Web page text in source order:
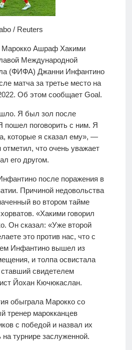
/ Reuters
Марокко Ашраф Хакими
Международной
(ФИФА) Джанни Инфантино
матча за третье место на
Об этом сообщает Goal.
Я был зол после
пошел поговорить с ним. Я
которые я сказал ему», —
что очень уважает
его другом.
после поражения в
Причиной недовольства
во втором тайме
«Хакими говорил
Он сказал: «Уже второй
это против нас, что с
Инфантино вышел из
и толпа освистала
свидетелем
Йохан Кючюкаслан.
обыграла Марокко со
тренер марокканцев
с победой и назвал их
турнире заслуженной.